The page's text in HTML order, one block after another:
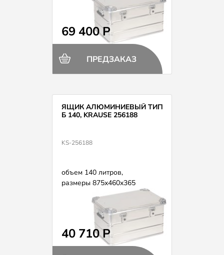
69 400 Р
ПРЕДЗАКАЗ
ЯЩИК АЛЮМИНИЕВЫЙ ТИП
Б 140, KRAUSE 256188
KS-256188
объем 140 литров,
размеры 875х460х365
40 710 Р